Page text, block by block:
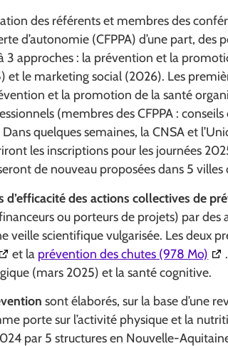
des référents et membres des
d’autonomie (CFPPA) d’une part, des
3 approches : la prévention et la
et le marketing social (2026). Les
et la promotion de la santé
(membres des CFPPA :
quelques semaines, la CNSA et
les inscriptions pour les journées
de nouveau proposées dans 5 villes
d’efficacité des actions collectives de
ou porteurs de projets) par des
veille scientifique vulgarisée. Les deux
(Ouverture dans une nouvelle fenêtre)
et la prévention des chutes (978 Mo)
(mars 2025) et la santé cognitive.
sont élaborés, sur la base d’une
porte sur l’activité physique et la
par 5 structures en Nouvelle-